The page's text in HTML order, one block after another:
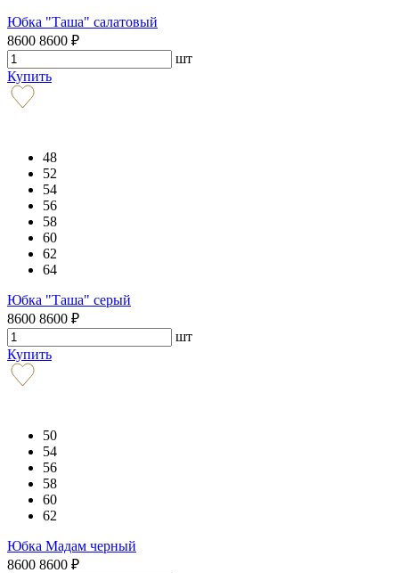
Юбка "Таша" салатовый
8600 8600 ₽
шт
Купить
48
52
54
56
58
60
62
64
Юбка "Таша" серый
8600 8600 ₽
шт
Купить
50
54
56
58
60
62
Юбка Мадам черный
8600 8600 ₽